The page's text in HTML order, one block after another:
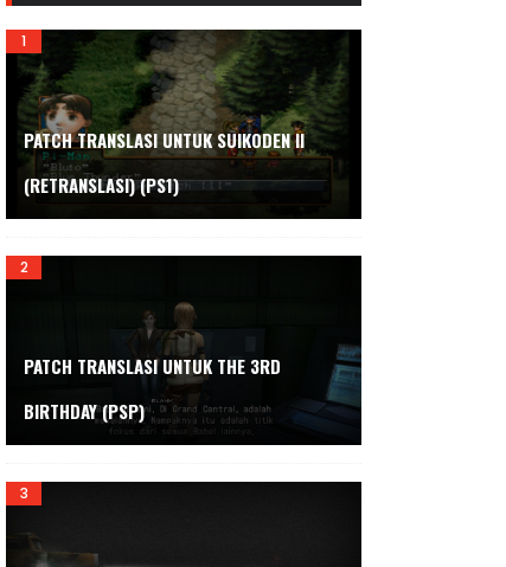
PATCH TRANSLASI UNTUK SUIKODEN II
(RETRANSLASI) (PS1)
PATCH TRANSLASI UNTUK THE 3RD
BIRTHDAY (PSP)